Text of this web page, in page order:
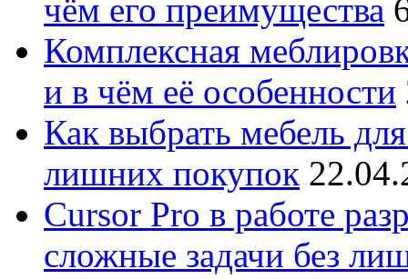
чём его преимущества
Комплексная
и в чём её особенности
Как выбрать мебель
лишних покупок
Cursor Pro в работе
сложные задачи без